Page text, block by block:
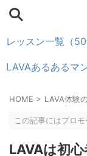
レッスン一覧（50
LAVAあるあるマ
HOME > LAVA体験
この記事にはプロ
LAVAは初